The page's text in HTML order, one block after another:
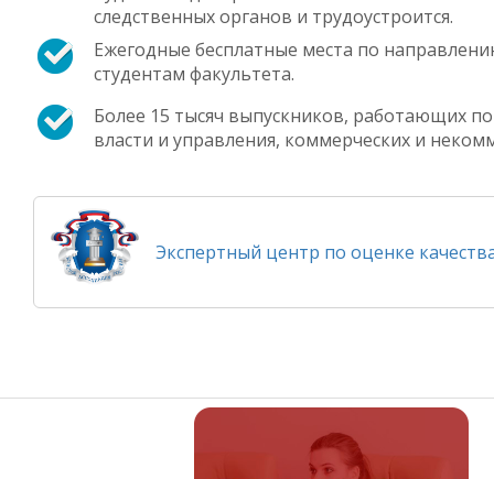
следственных органов и трудоустроится.
Ежегодные бесплатные места по
студентам факультета.
Более 15 тысяч выпускников, работающих
власти и управления, коммерческих и
Экспертный центр по оценке